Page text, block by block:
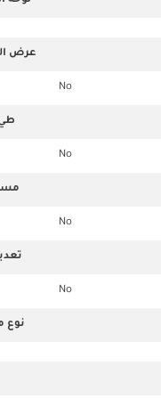
عرض
No
طي
No
No
No
نوع